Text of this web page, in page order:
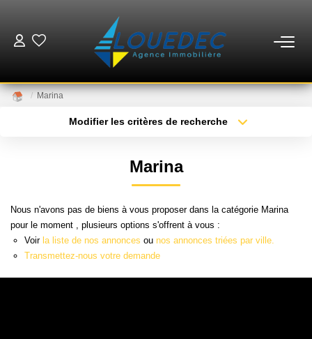
MISE EN VENTE
NOTRE AGENCE
Marina
Modifier les critères de recherche
Budget max Plus de critères
Marina
Nous n'avons pas de biens à vous proposer dans la catégorie Marina
pour le moment , plusieurs options s'offrent à vous :
Voir la liste de nos annonces ou nos annonces triées par ville.
Transmettez-nous votre demande